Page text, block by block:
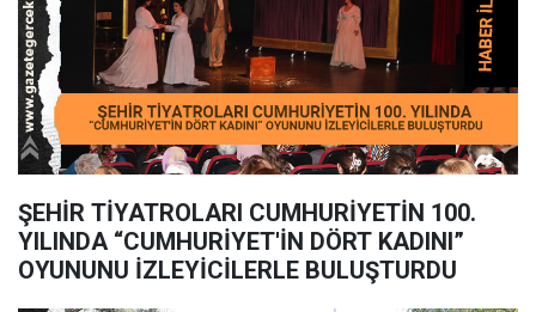
ŞEHİR TİYATROLARI CUMHURİYETİN 100.
YILINDA “CUMHURİYET'İN DÖRT KADINI”
OYUNUNU İZLEYİCİLERLE BULUŞTURDU